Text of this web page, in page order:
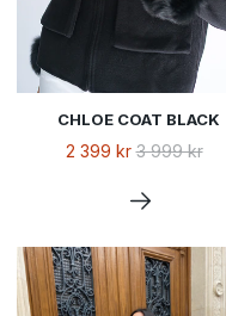
CHLOE COAT BLACK
2 399 kr 3 999 kr